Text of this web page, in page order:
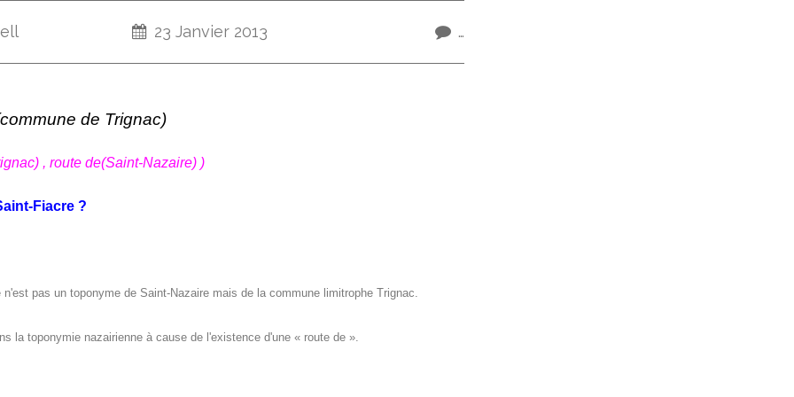
23 Janvier 2013 …
de Trignac)
, route de(Saint-Nazaire) )
Fiacre ?
n'est pas un toponyme de Saint-Nazaire mais de la commune limitrophe Trignac.
la toponymie nazairienne à cause de l'existence d'une « route de ».